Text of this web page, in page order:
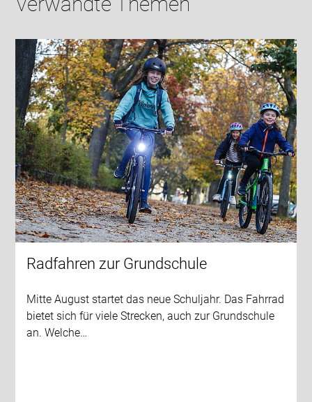
Radfahren zur Grundschule
Mitte August startet das neue Schuljahr. Das Fahrrad
bietet sich für viele Strecken, auch zur Grundschule
an. Welche…